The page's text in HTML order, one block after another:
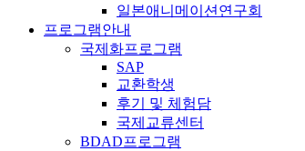
일본애니메이션연구회
프로그램안내
국제화프로그램
SAP
교환학생
후기 및 체험담
국제교류센터
BDAD프로그램